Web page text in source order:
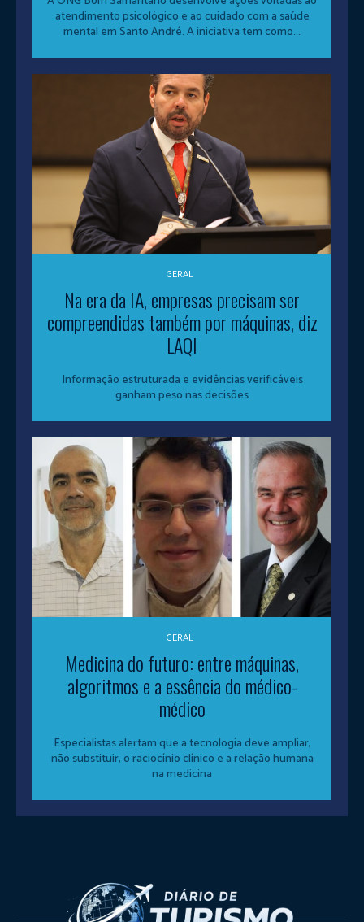
atendimento psicológico e ao cuidado com a saúde
mental em Santo André. A iniciativa tem como...
GERAL
Na era da IA, empresas precisam ser
compreendidas também por máquinas, diz
LAQI
Informação estruturada e evidências verificáveis
ganham peso nas decisões
GERAL
Medicina do futuro: entre máquinas,
algoritmos e a essência do médico-
médico
Especialistas alertam que a tecnologia deve ampliar,
não substituir, o raciocínio clínico e a relação humana
na medicina